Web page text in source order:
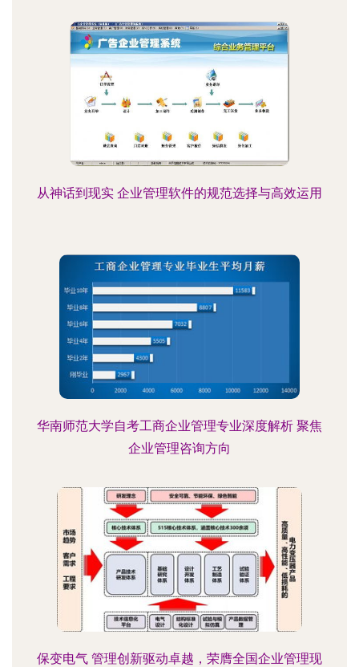
从神话到现实 企业管理软件的规范选择与高效运用
华南师范大学自考工商企业管理专业深度解析 聚焦
企业管理咨询方向
保变电气 管理创新驱动卓越，荣膺全国企业管理现